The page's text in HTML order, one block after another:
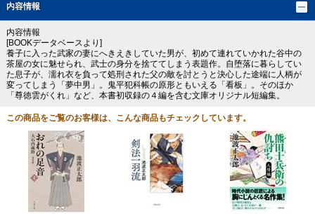
内容情報
内容情報
[BOOKデータベースより]
養子に入った武家の妻にへきえきしていた男が、初めて連れていかれた谷中の
茶屋の女に魅せられ、武士の身分を捨ててしまう表題作。自堕落に暮らしてい
た息子が、濡れ衣を負って処刑された父の敵を討とうと決心した途端に人柄が
変ってしまう「夢中男」。鬼平犯科帳の原形ともいえる「看板」。そのほか
「尊徳雲がくれ」など、本書初収録の４編を含む文庫オリジナル短編集。
この商品をご覧のお客様は、こんな商品もチェックしています。